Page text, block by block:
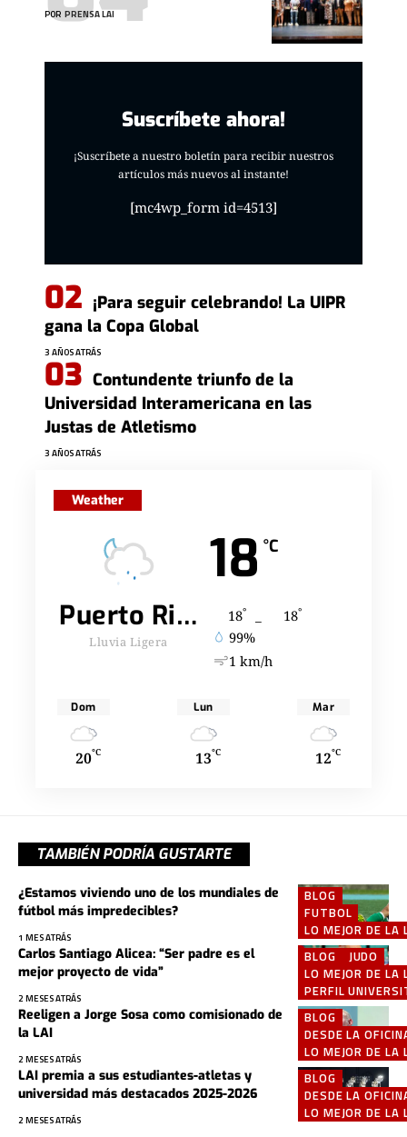
POR PRENSA LAI
Suscríbete ahora!
¡Suscríbete a nuestro boletín para recibir nuestros
artículos más nuevos al instante!
[mc4wp_form id=4513]
¡Para seguir celebrando! La UIPR
gana la Copa Global
3 AÑOS ATRÁS
Contundente triunfo de la
Universidad Interamericana en las
Justas de Atletismo
3 AÑOS ATRÁS
Weather
18 °C
Puerto Rico
Lluvia Ligera
18° 18°
99%
1 km/h
Dom
20°C
Lun
13°C
Mar
12°C
TAMBIÉN PODRÍA GUSTARTE
BLOG
FUTBOL
LO MEJOR DE LA
¿Estamos viviendo uno de los mundiales de
fútbol más impredecibles?
1 MES ATRÁS
BLOG
JUDO
LO MEJOR DE LA
PERFIL
Carlos Santiago Alicea: “Ser padre es el
mejor proyecto de vida”
2 MESES ATRÁS
BLOG
DESDE LA
LO MEJOR DE LA
Reeligen a Jorge Sosa como comisionado de
la LAI
2 MESES ATRÁS
BLOG
DESDE LA
LO MEJOR DE LA
LAI premia a sus estudiantes-atletas y
universidad más destacados 2025-2026
2 MESES ATRÁS